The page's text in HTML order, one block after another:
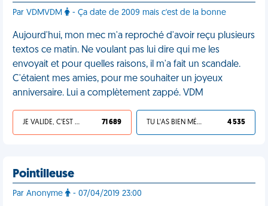
Par VDMVDM - Ça date de 2009 mais c'est de la bonne
Aujourd'hui, mon mec m'a reproché d'avoir reçu plusieurs
textos ce matin. Ne voulant pas lui dire qui me les
envoyait et pour quelles raisons, il m'a fait un scandale.
C'étaient mes amies, pour me souhaiter un joyeux
anniversaire. Lui a complètement zappé. VDM
JE VALIDE, C'EST UNE VDM 71 689 TU L'AS BIEN MÉRITÉ 4 535
Pointilleuse
Par Anonyme - 07/04/2019 23:00